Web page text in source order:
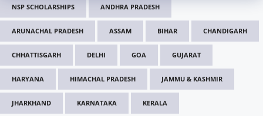
NSP SCHOLARSHIPS ANDHRA PRADESH
ARUNACHAL PRADESH ASSAM BIHAR CHANDIGARH
CHHATTISGARH DELHI GOA GUJARAT
HARYANA HIMACHAL PRADESH JAMMU & KASHMIR
JHARKHAND KARNATAKA KERALA